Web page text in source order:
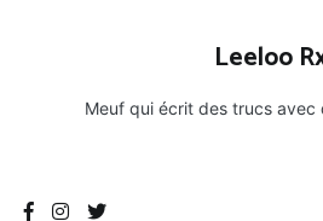
Leeloo
Meuf qui écrit des trucs avec